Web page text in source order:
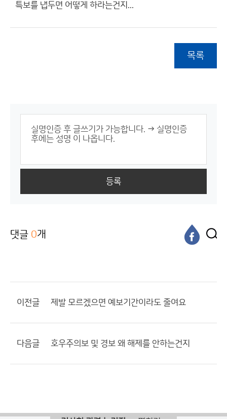
특보를 냅두면 어떻게 하라는건지...
목록
등록
댓글 0개
이전글 제발 모르겠으면 예보기간이라도 줄여요
다음글 호우주의보 및 경보 왜 해제를 안하는건지